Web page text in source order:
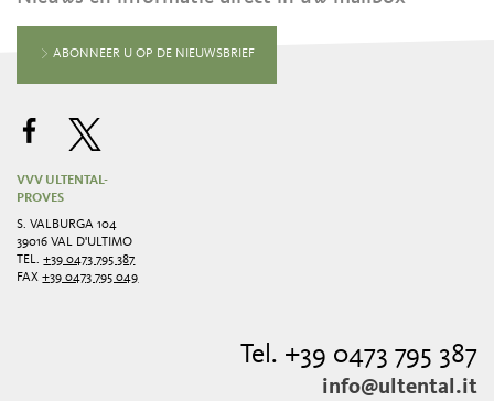
ABONNEER U OP DE NIEUWSBRIEF
VVV ULTENTAL-
PROVES
S. VALBURGA 104
39016 VAL D'ULTIMO
TEL.+39 0473 795 387
FAX+39 0473 795 049
Tel. +39 0473 795 387
info@ultental.it